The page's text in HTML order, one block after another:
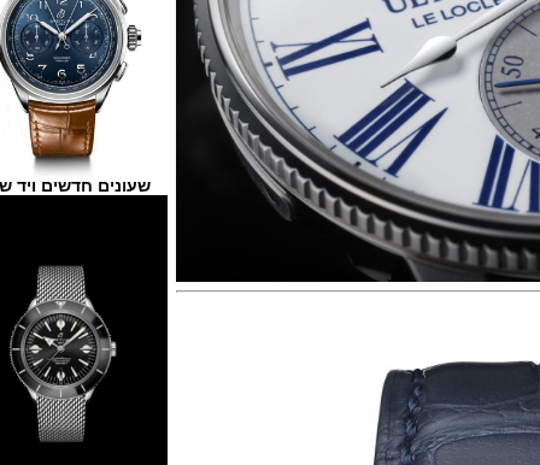
שעונים חדשים ויד שנייה